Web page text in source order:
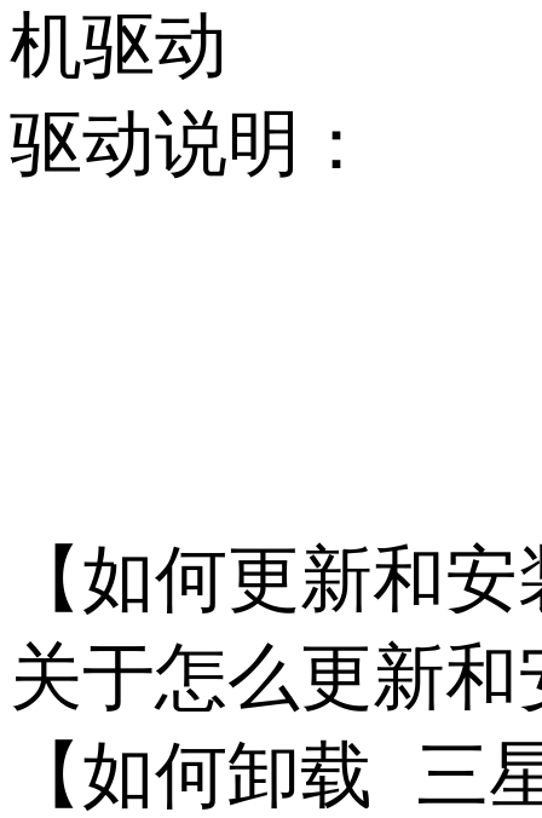
机驱动
驱动说明：
【如何更新和
关于怎么更新
【如何卸载